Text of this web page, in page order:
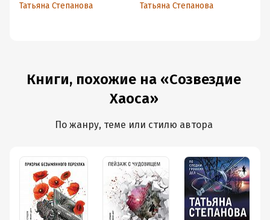
Татьяна Степанова
Татьяна Степанова
Книги, похожие на «Созвездие
Хаоса»
По жанру, теме или стилю автора